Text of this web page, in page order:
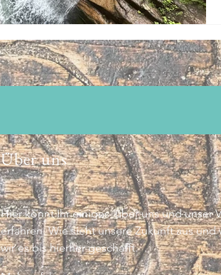
Über uns
Hier könnt Ihr einiges über uns und unser
erfahren. Wie sieht unsere Zukunft aus und
wir es bis hierher geschafft.